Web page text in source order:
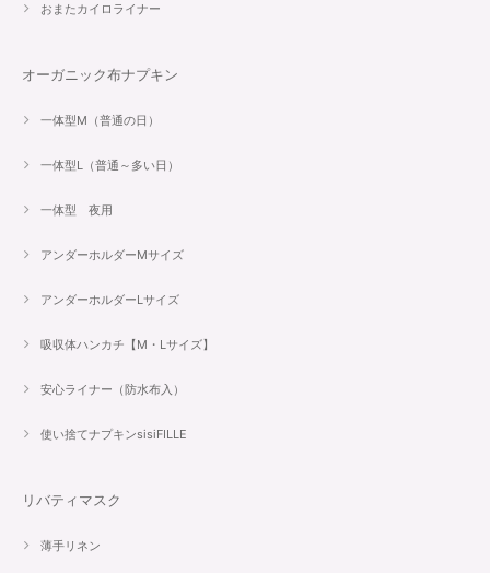
おまたカイロライナー
オーガニック布ナプキン
一体型M（普通の日）
一体型L（普通～多い日）
一体型 夜用
アンダーホルダーMサイズ
アンダーホルダーLサイズ
吸収体ハンカチ【M・Lサイズ】
安心ライナー（防水布入）
使い捨てナプキンsisiFILLE
リバティマスク
薄手リネン